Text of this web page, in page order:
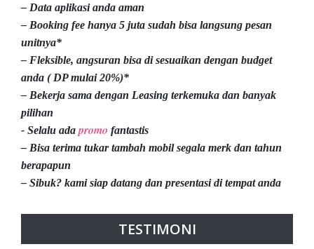
– Data aplikasi anda aman
– Booking fee hanya 5 juta sudah bisa langsung pesan
unitnya*
– Fleksible, angsuran bisa di sesuaikan dengan budget
anda ( DP mulai 20%)*
– Bekerja sama dengan Leasing terkemuka dan banyak
pilihan
- Selalu ada promo fantastis
– Bisa terima tukar tambah mobil segala merk dan tahun
berapapun
– Sibuk? kami siap datang dan presentasi di tempat anda
TESTIMONI